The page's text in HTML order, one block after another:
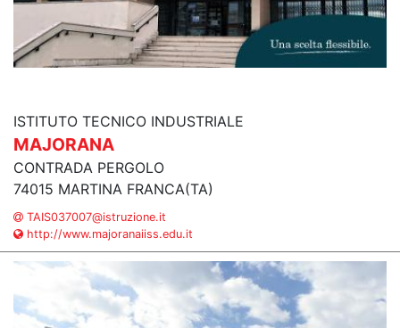
ISTITUTO TECNICO INDUSTRIALE
MAJORANA
CONTRADA PERGOLO
74015 MARTINA FRANCA(TA)
TAIS037007@istruzione.it
http://www.majoranaiiss.edu.it